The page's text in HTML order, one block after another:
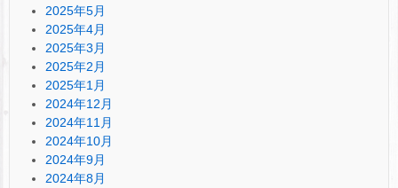
2025年5月
2025年4月
2025年3月
2025年2月
2025年1月
2024年12月
2024年11月
2024年10月
2024年9月
2024年8月